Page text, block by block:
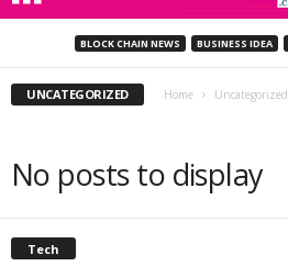
BLOCK CHAIN NEWS BUSINESS IDEA
UNCATEGORIZED Home Uncategorized
No posts to display
Tech